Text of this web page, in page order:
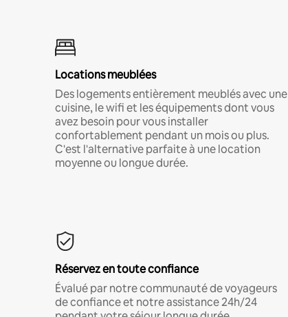
Locations meublées
Des logements entièrement meublés avec une
cuisine, le wifi et les équipements dont vous
avez besoin pour vous installer
confortablement pendant un mois ou plus.
C'est l'alternative parfaite à une location
moyenne ou longue durée.
Réservez en toute confiance
Évalué par notre communauté de voyageurs
de confiance et notre assistance 24h/24